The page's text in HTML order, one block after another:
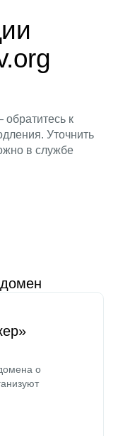
к
Уточнить
в службе
о